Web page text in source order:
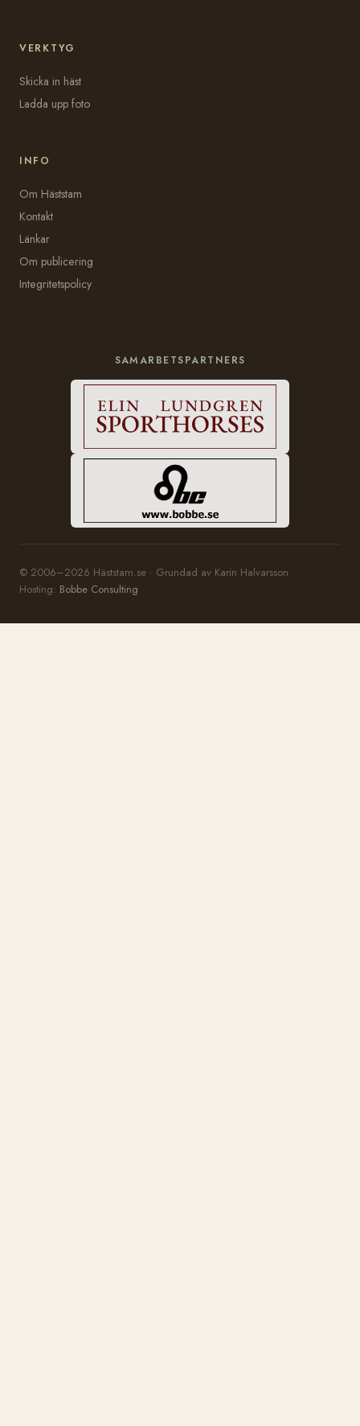
VERKTYG
Skicka in häst
Ladda upp foto
INFO
Om Häststam
Kontakt
Länkar
Om publicering
Integritetspolicy
SAMARBETSPARTNERS
© 2006–2026 Häststam.se · Grundad av Karin Halvarsson
Hosting: Bobbe Consulting